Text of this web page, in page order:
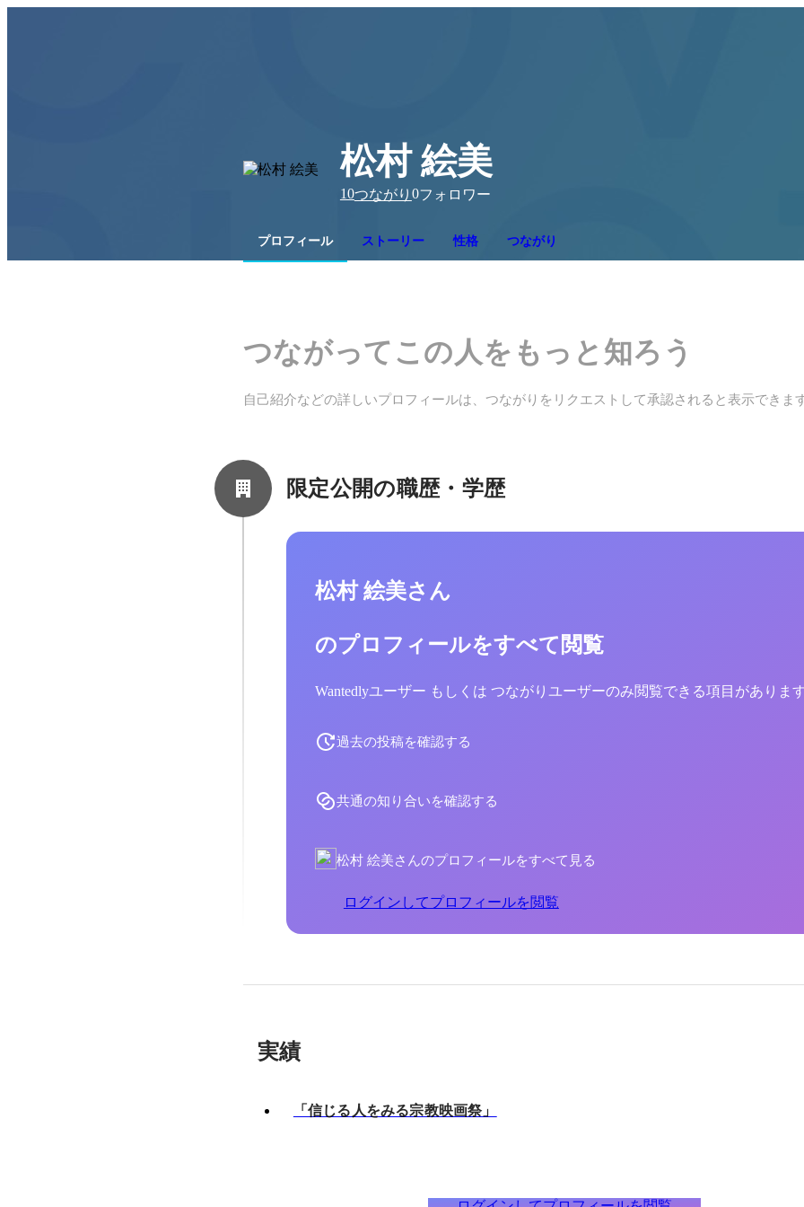
松村 絵美
10つながり 0フォロワー
プロフィール ストーリー 性格 つながり
つながってこの人をもっと知ろう
自己紹介などの詳しいプロフィールは、つながりをリクエストして承認されると表示できま
限定公開の職歴・学歴
松村 絵美さん
のプロフィールをすべて閲覧
Wantedlyユーザー もしくは つながりユーザーのみ閲覧できる項目がありま
過去の投稿を確認する
共通の知り合いを確認する
松村 絵美さんのプロフィールをすべて見る
ログインしてプロフィールを閲覧
実績
「信じる人をみる宗教映画祭」